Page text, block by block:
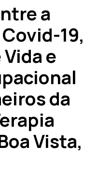
a
19,
e
da
Vista,